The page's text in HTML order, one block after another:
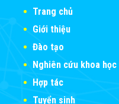
Trang chủ
Giới thiệu
Đào tạo
Nghiên cứu khoa học
Hợp tác
Tuyển sinh